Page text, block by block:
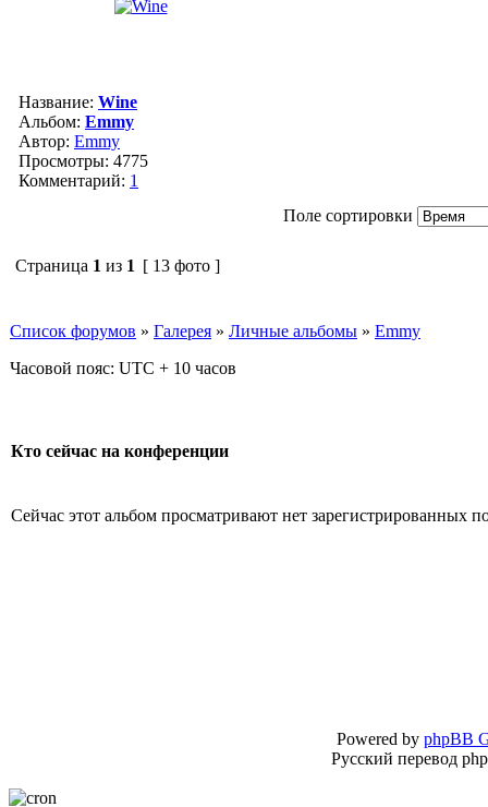
Название: Wine
Альбом: Emmy
Автор: Emmy
Просмотры: 4775
Комментарий: 1
Поле сортировки
Страница 1 из 1 [ 13 фото ]
Список форумов » Галерея » Личные альбомы » Emmy
Часовой пояс: UTC + 10 часов
Кто сейчас на конференции
Сейчас этот альбом просматривают нет зарегистрированных
Powered by phpBB
Русский перевод